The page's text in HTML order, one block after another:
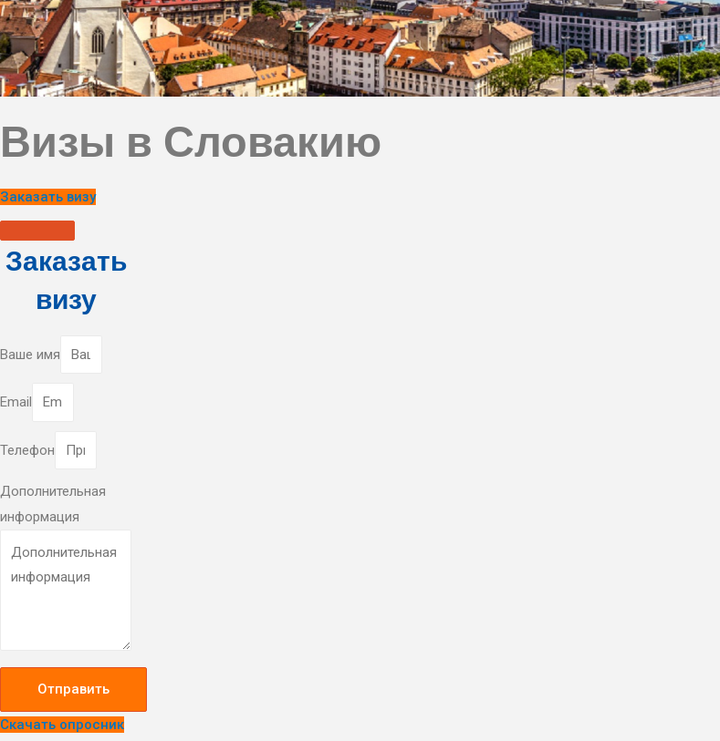
Визы в Словакию
Заказать визу
Заказать
визу
Ваше имя
Email
Телефон
Дополнительная
информация
Отправить
Скачать опросник